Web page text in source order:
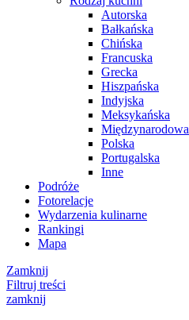
Autorska
Bałkańska
Chińska
Francuska
Grecka
Hiszpańska
Indyjska
Meksykańska
Międzynarodowa
Polska
Portugalska
Inne
Podróże
Fotorelacje
Wydarzenia kulinarne
Rankingi
Mapa
Zamknij
Filtruj treści
zamknij